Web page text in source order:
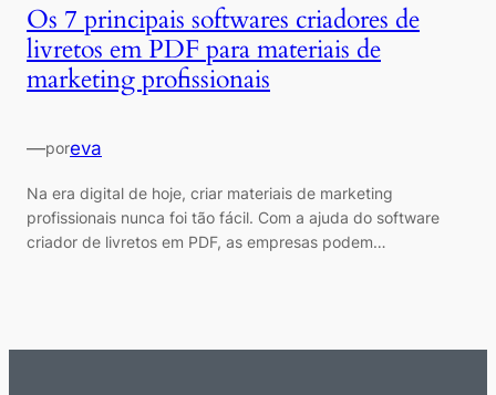
Os 7 principais softwares criadores de
livretos em PDF para materiais de
marketing profissionais
—poreva
Na era digital de hoje, criar materiais de marketing
profissionais nunca foi tão fácil. Com a ajuda do software
criador de livretos em PDF, as empresas podem…